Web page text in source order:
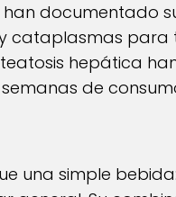
documentado
cataplasmas
hepática
de
una simple